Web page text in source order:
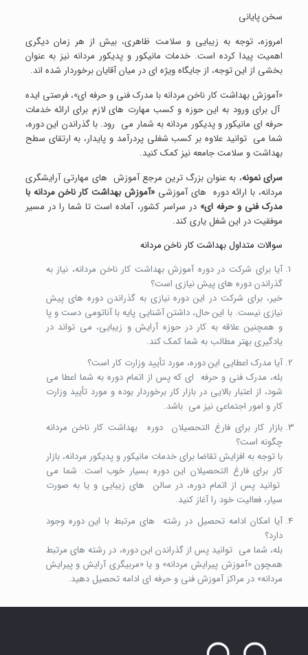
سخن پایانی
امروزه، توجه به زیبایی و سلامت ظاهری، بیش از هر زمان دیگری
اهمیت پیدا کرده است. خدمات مانیکور و پدیکور مردانه نیز به عنوان
بخشی از این توجه، از جایگاه ویژه ای در میان آقایان برخوردار شده اند.
«آموزش بهداشت کار ناخن مردانه با مدرک فنی و حرفه ای»، فرصتی ایده
آل برای ورود به این حوزه و کسب مهارت های لازم برای ارائه خدمات
حرفه ای مانیکور و پدیکور مردانه به شمار می رود. با گذراندن این دوره،
شما می توانید علاوه بر کسب شغلی پردرآمد و پایدار، به ارتقای سطح
بهداشت و سلامت جامعه نیز کمک کنید.
سرای نمونه، به عنوان بزرگ ترین مرجع آموزش های مهارتی آرایشگری
مردانه، با ارائه دوره های آموزشی «آموزش بهداشت کار ناخن مردانه با
مدرک فنی و حرفه ای» در سراسر کشور، آماده است تا شما را در مسیر
موفقیت در این شغل یاری کند.
سوالات متداول بهداشت کار ناخن مردانه
آیا برای شرکت در دوره آموزش بهداشت کار ناخن مردانه، نیاز به
گذراندن دوره های پیش نیازی است؟
خیر، برای شرکت در این دوره نیازی به گذراندن دوره های پیش
نیازی نیست. با این حال، داشتن آشنایی پایه با آناتومی دست و پا
و همچنین علاقه به کار در حوزه آرایش و زیبایی، می تواند در
یادگیری بهتر مطالب به شما کمک کند.
آیا مدرک اعطایی این دوره، مورد تأیید وزارت کار است؟
بله، مدرک فنی و حرفه ای که پس از اتمام دوره به شما اعطا می
شود، از اعتبار بالایی در بازار کار برخوردار بوده و مورد تأیید وزارت
کار و امور اجتماعی نیز می باشد.
بازار کار برای فارغ التحصیلان دوره بهداشت کار ناخن مردانه
چگونه است؟
با توجه به افزایش تقاضا برای خدمات مانیکور و پدیکور مردانه، بازار
کار برای فارغ التحصیلان این دوره بسیار خوب است. شما می
توانید پس از اتمام دوره، در سالن های زیبایی و یا به صورت
سیار، فعالیت خود را آغاز کنید.
آیا امکان ادامه تحصیل در رشته های مرتبط با این دوره وجود
دارد؟
بله، شما می توانید پس از گذراندن این دوره، در رشته های مرتبط
همچون «آموزش پیرایش مردانه» و یا «مربیگری آرایش و پیرایش
مردانه» در مراکز آموزش فنی و حرفه ای ادامه تحصیل دهید.